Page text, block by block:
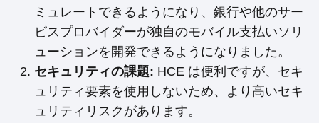
ミュレートできるようになり、銀行や他のサー
ビスプロバイダーが独自のモバイル支払いソリ
ューションを開発できるようになりました。
セキュリティの課題: HCE は便利ですが、セキ
ュリティ要素を使用しないため、より高いセキ
ュリティリスクがあります。